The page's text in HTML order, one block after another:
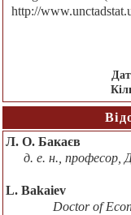
http://
Л. О. Бакаєв
д. е. н., професор,
L. Bakaiev
Doctor of